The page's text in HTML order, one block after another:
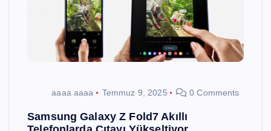
aaaa aaaa Temmuz 9, 2025 0 Comments
Samsung Galaxy Z Fold7 Akıllı